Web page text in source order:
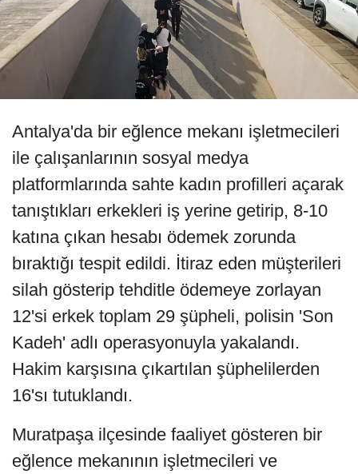
Antalya'da bir eğlence mekanı işletmecileri
ile çalışanlarının sosyal medya
platformlarında sahte kadın profilleri açarak
tanıştıkları erkekleri iş yerine getirip, 8-10
katına çıkan hesabı ödemek zorunda
bıraktığı tespit edildi. İtiraz eden müşterileri
silah gösterip tehditle ödemeye zorlayan
12'si erkek toplam 29 şüpheli, polisin 'Son
Kadeh' adlı operasyonuyla yakalandı.
Hakim karşısına çıkartılan şüphelilerden
16'sı tutuklandı.
Muratpaşa ilçesinde faaliyet gösteren bir
eğlence mekanının işletmecileri ve